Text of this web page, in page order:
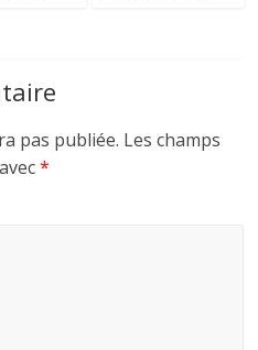
pas publiée. Les champs
*